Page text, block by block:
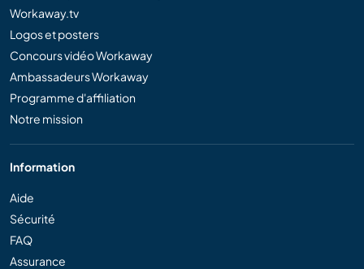
Workaway.tv
Logos et posters
Concours vidéo Workaway
Ambassadeurs Workaway
Programme d'affiliation
Notre mission
Information
Aide
Sécurité
FAQ
Assurance